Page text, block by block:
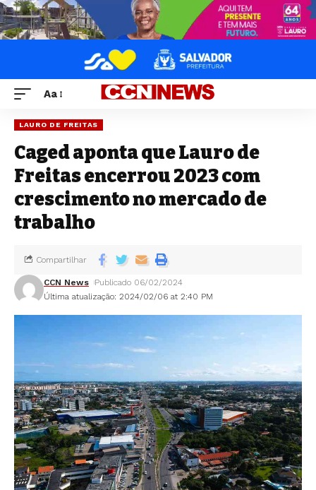
Aa
LAURO DE FREITAS
Caged aponta que Lauro de
Freitas encerrou 2023 com
crescimento no mercado de
trabalho
Última atualização: 2024/02/06 at 2:40 PM
CCN News Publicado 06/02/2024
Compartilhar